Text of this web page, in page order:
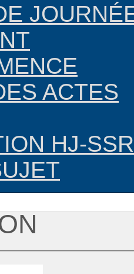
ACTES
HJ-SSR